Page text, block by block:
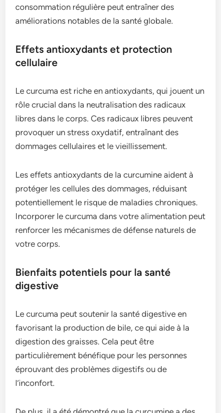
consommation régulière peut entraîner des
améliorations notables de la santé globale.
Effets antioxydants et protection
cellulaire
Le curcuma est riche en antioxydants, qui jouent un
rôle crucial dans la neutralisation des radicaux
libres dans le corps. Ces radicaux libres peuvent
provoquer un stress oxydatif, entraînant des
dommages cellulaires et le vieillissement.
Les effets antioxydants de la curcumine aident à
protéger les cellules des dommages, réduisant
potentiellement le risque de maladies chroniques.
Incorporer le curcuma dans votre alimentation peut
renforcer les mécanismes de défense naturels de
votre corps.
Bienfaits potentiels pour la santé
digestive
Le curcuma peut soutenir la santé digestive en
favorisant la production de bile, ce qui aide à la
digestion des graisses. Cela peut être
particulièrement bénéfique pour les personnes
éprouvant des problèmes digestifs ou de
l’inconfort.